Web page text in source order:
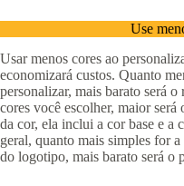
Use
Usar menos cores ao
economizará custos. Quanto
personalizar, mais barato será
cores você escolher, maior será
da cor, ela inclui a cor base e a
geral, quanto mais simples for
do logotipo, mais barato será o